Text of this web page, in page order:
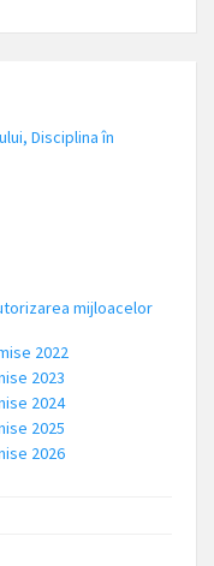
Disciplina în
mijloacelor
2022
2023
2024
2025
2026